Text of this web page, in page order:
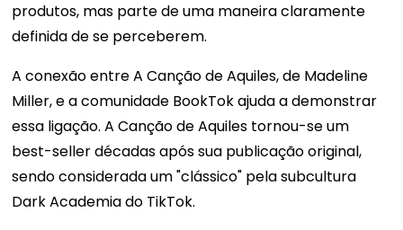
produtos, mas parte de uma maneira claramente
definida de se perceberem.
A conexão entre A Canção de Aquiles, de Madeline
Miller, e a comunidade BookTok ajuda a demonstrar
essa ligação. A Canção de Aquiles tornou-se um
best-seller décadas após sua publicação original,
sendo considerada um "clássico" pela subcultura
Dark Academia do TikTok.